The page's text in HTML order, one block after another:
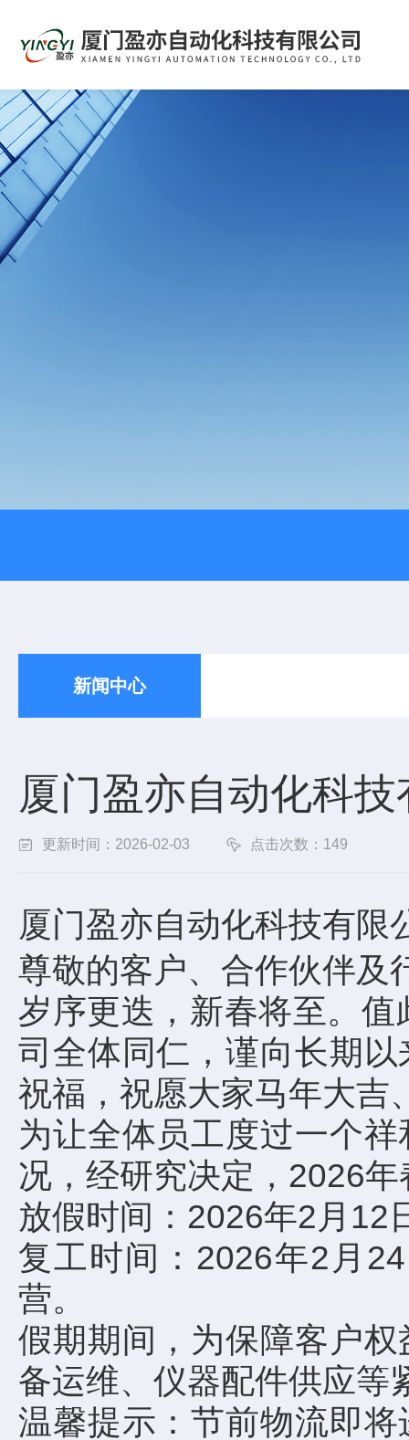
新闻中心
厦门盈亦自动化科
更新时间：2026-02-03 点击次数：149
厦门盈亦自动化科技有限
尊敬的客户、合作伙伴及
岁序更迭，新春将至。
司全体同仁，谨向长期
祝福，祝愿大家马年大吉
为让全体员工度过一个
况，经研究决定，2026
放假时间：2026年2月12
复工时间：2026年2月
营。
假期期间，为保障客户
备运维、仪器配件供应等
温馨提示：节前物流即